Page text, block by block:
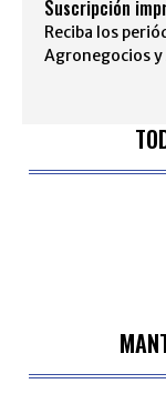
Suscripción
Reciba los
Agronegocios y